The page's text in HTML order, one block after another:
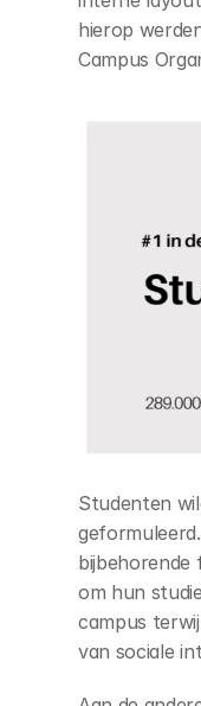
hierop
Campus
Studenten
bijbehorende
om hun
campus
van sociale